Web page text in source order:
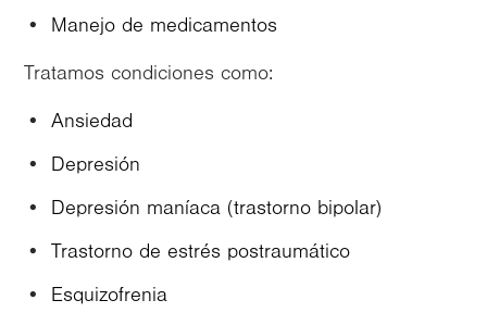
Manejo de medicamentos
Tratamos condiciones como:
Ansiedad
Depresión
Depresión maníaca (trastorno bipolar)
Trastorno de estrés postraumático
Esquizofrenia